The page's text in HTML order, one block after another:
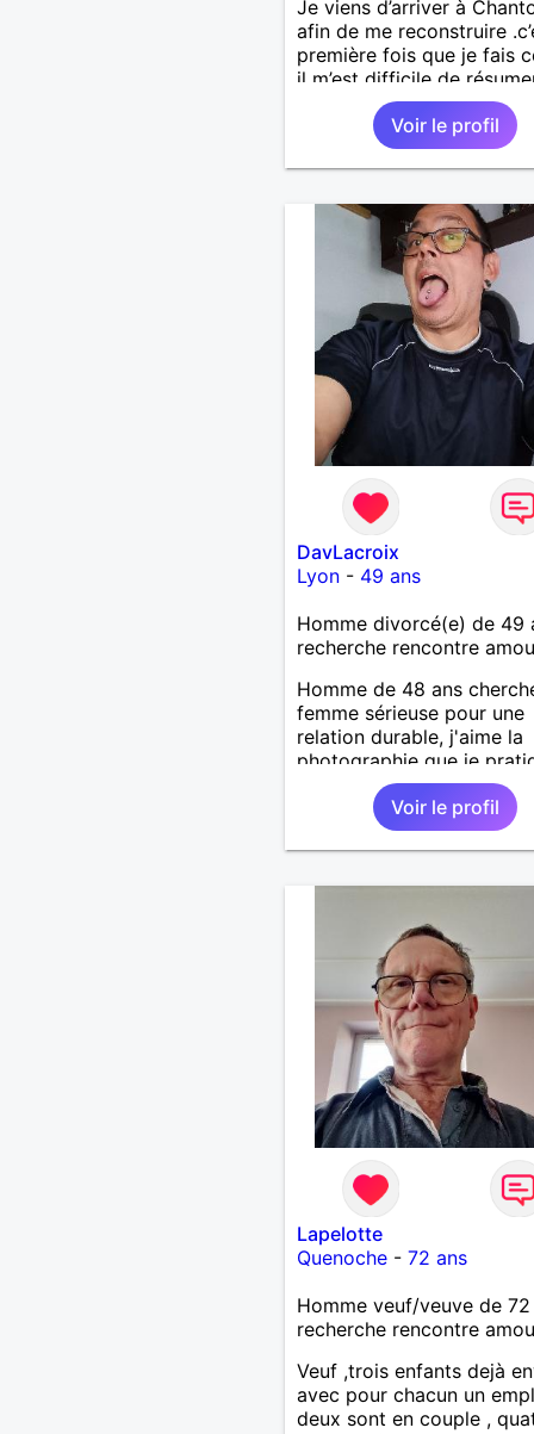
Je viens d’arriver à
afin de me reconstruire
première fois que je fais
il m’est difficile de
une vie.je suis à la retraite
aujourd’hui c’est mon
anniversaire !J’aimerais
rencontrer quelqu’un qui
quelqu’un un être humain
Voir le profil
DavLacroix
Lyon- 49 ans
Homme divorcé(e) de 49
recherche rencontre
Homme de 48 ans
femme sérieuse pour une
relation durable, j'aime la
photographie que je
mais l'art en général, j'aime
bricoler, marcher, resto,
mais aussi passer des
calme devant un bon film
Voir le profil
Lapelotte
Quenoche- 72 ans
Homme veuf/veuve de 72
recherche rencontre
Veuf ,trois enfants dejà
avec pour chacun un
deux sont en couple ,